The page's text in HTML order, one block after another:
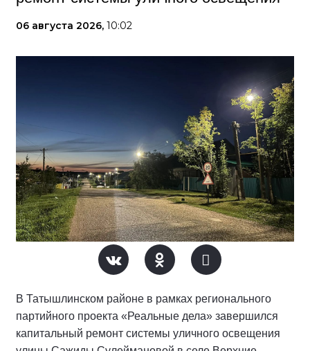
06 августа 2026, 10:02
В Татышлинском районе в рамках регионального
партийного проекта «Реальные дела» завершился
капитальный ремонт системы уличного освещения